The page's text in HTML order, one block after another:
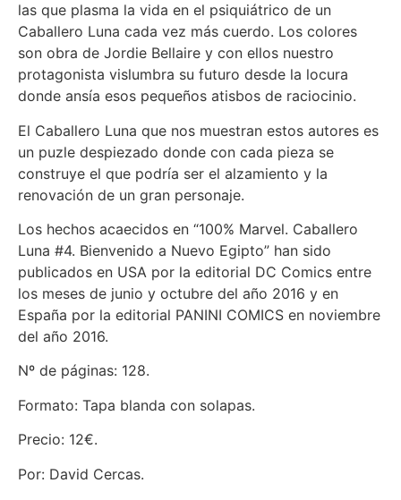
las que plasma la vida en el psiquiátrico de un
Caballero Luna cada vez más cuerdo. Los colores
son obra de Jordie Bellaire y con ellos nuestro
protagonista vislumbra su futuro desde la locura
donde ansía esos pequeños atisbos de raciocinio.
El Caballero Luna que nos muestran estos autores es
un puzle despiezado donde con cada pieza se
construye el que podría ser el alzamiento y la
renovación de un gran personaje.
Los hechos acaecidos en “100% Marvel. Caballero
Luna #4. Bienvenido a Nuevo Egipto” han sido
publicados en USA por la editorial DC Comics entre
los meses de junio y octubre del año 2016 y en
España por la editorial PANINI COMICS en noviembre
del año 2016.
Nº de páginas: 128.
Formato: Tapa blanda con solapas.
Precio: 12€.
Por: David Cercas.